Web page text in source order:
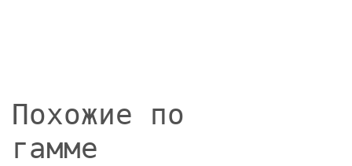
Похожие по
гамме